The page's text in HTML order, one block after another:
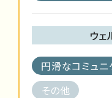
ウェ
円滑なコミュニ
その他